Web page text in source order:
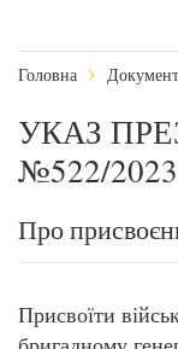
Головна
УКАЗ
№522/2023
Про
Присвоїти